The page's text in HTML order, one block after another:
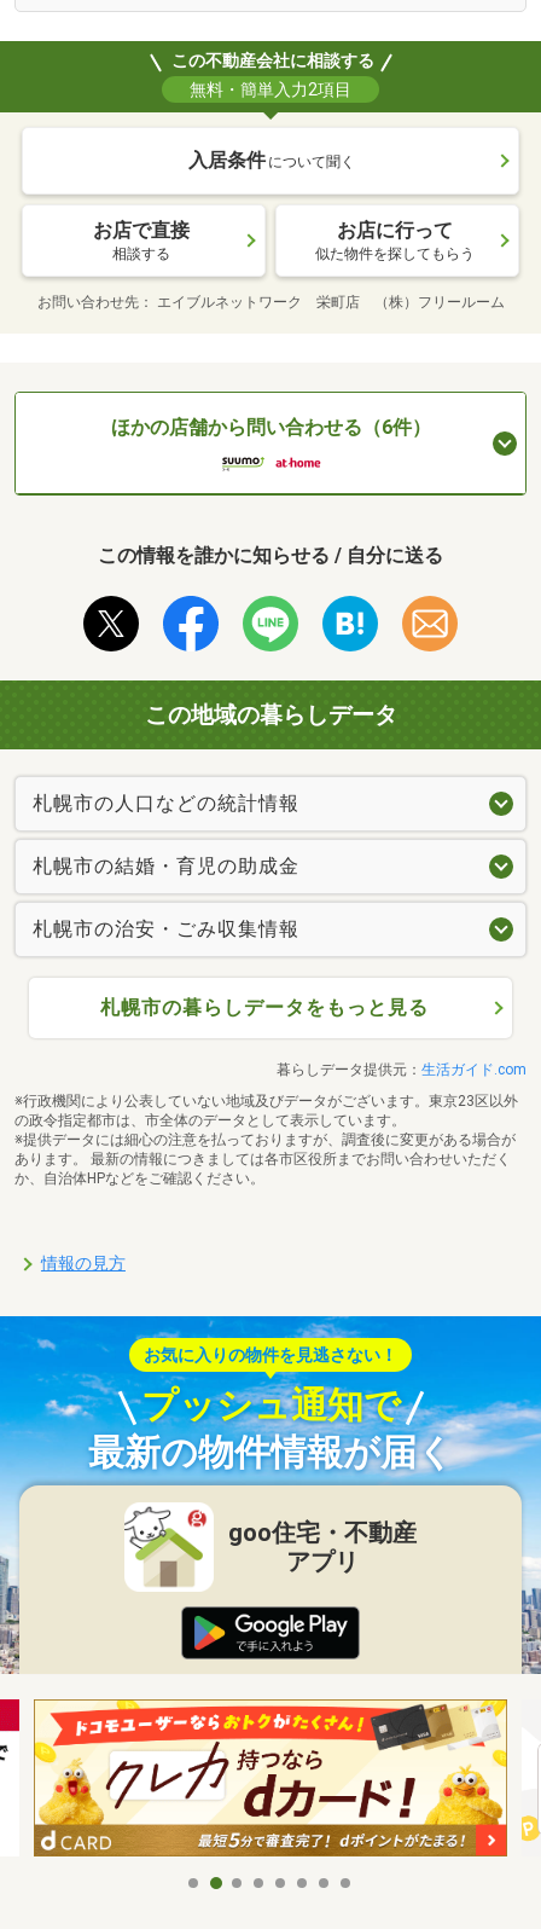
この不動産会社に相談する
無料・簡単入力2項目
入居条件 について聞く
お店で直接
相談する
お店に行って
似た物件を探してもらう
お問い合わせ先 エイブルネットワーク 栄町店 （株）フリールーム
ほかの店舗から問い合わせる（6件）
この情報を誰かに知らせる / 自分に送る
この地域の暮らしデータ
札幌市の人口などの統計情報
札幌市の結婚・育児の助成金
札幌市の治安・ごみ収集情報
札幌市の暮らしデータをもっと見る
暮らしデータ提供元： 生活ガイド.com
※行政機関により公表していない地域及びデータがございます。東京23区以外
の政令指定都市は、市全体のデータとして表示しています。
※提供データには細心の注意を払っておりますが、調査後に変更がある場合が
あります。 最新の情報につきましては各市区役所までお問い合わせいただく
か、自治体HPなどをご確認ください。
情報の見方
お気に入りの物件を見逃さない！
プッシュ通知で
最新の物件情報が届く
goo住宅・不動産
アプリ